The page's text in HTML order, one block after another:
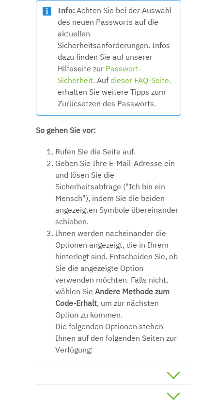
Info: Achten Sie bei der Auswahl
des neuen Passworts auf die
aktuellen
Sicherheitsanforderungen. Infos
dazu finden Sie auf unserer
Hilfeseite zur Passwort-
Sicherheit. Auf dieser FAQ-Seite.
erhalten Sie weitere Tipps zum
Zurücsetzen des Passworts.
So gehen Sie vor:
Rufen Sie die Seite auf.
Geben Sie Ihre E-Mail-Adresse ein
und lösen Sie die
Sicherheitsabfrage ("Ich bin ein
Mensch"), indem Sie die beiden
angezeigten Symbole übereinander
schieben.
Ihnen werden nacheinander die
Optionen angezeigt, die in Ihrem
hinterlegt sind. Entscheiden Sie, ob
Sie die angezeigte Option
verwenden möchten. Falls nicht,
wählen Sie Andere Methode zum
Code-Erhalt, um zur nächsten
Option zu kommen.
Die folgenden Optionen stehen
Ihnen auf den folgenden Seiten zur
Verfügung: